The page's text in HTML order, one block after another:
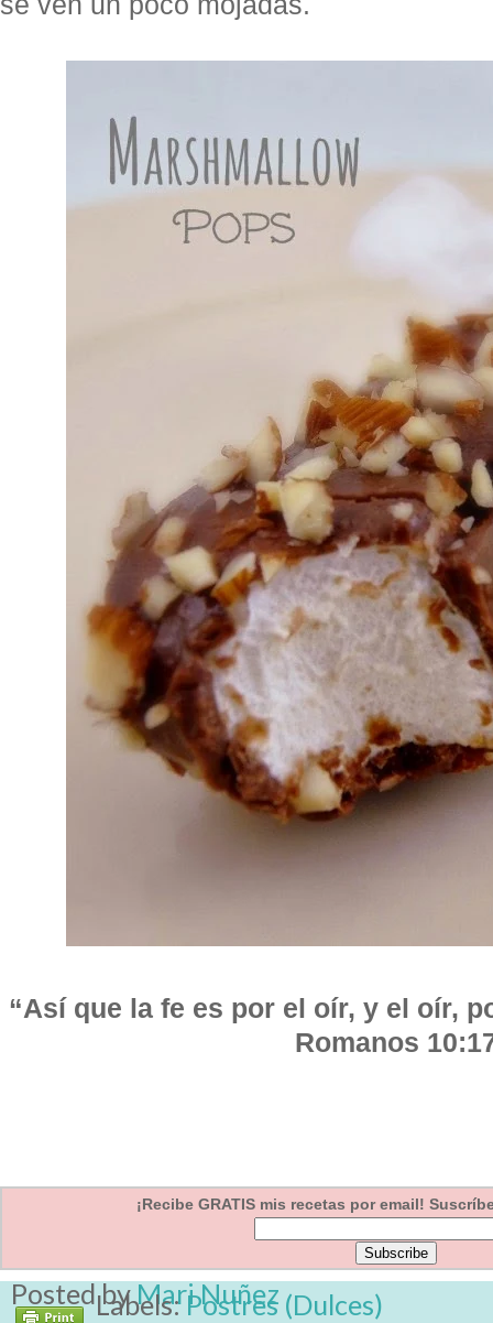
“Así que la fe es por el oír, y el oír,
Romanos
¡Recibe GRATIS mis recetas por email!
Posted byMari Nuñez
Labels:Postres (Dulces)